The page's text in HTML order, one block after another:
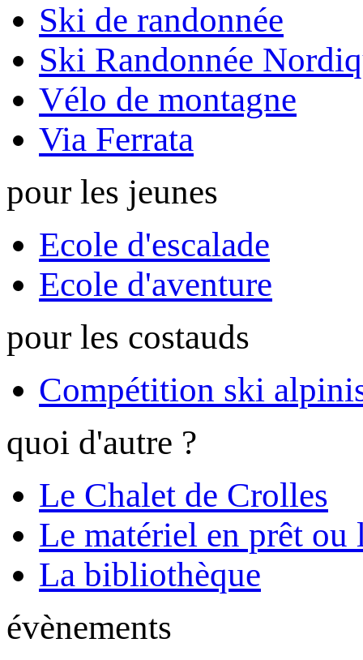
Ski de randonnée
Ski Randonnée
Vélo de montagne
Via Ferrata
pour les jeunes
Ecole d'escalade
Ecole d'aventure
pour les costauds
Compétition ski
quoi d'autre ?
Le Chalet de Crolles
Le matériel en prêt ou
La bibliothèque
évènements